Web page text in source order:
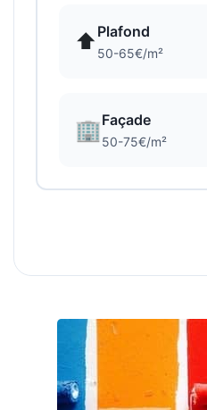
⬆️ Plafond
50-65€/m²
🏢Façade
50-75€/m²